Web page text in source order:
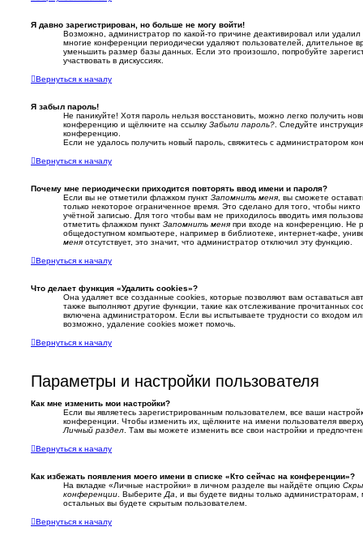
Я давно зарегистрирован, но больше не могу войти!
Возможно, администратор по какой-то причине деактивировал или
многие конференции периодически удаляют пользователей, длительное
уменьшить размер базы данных. Если это произошло, попробуйте
участвовать в дискуссиях.
Вернуться к началу
Я забыл пароль!
Не паникуйте! Хотя пароль нельзя восстановить, можно легко получить
конференцию и щёлкните на ссылку Забыли пароль? . Следуйте
конференцию.
Если не удалось получить новый пароль, свяжитесь с администратором
Вернуться к началу
Почему мне периодически приходится повторять ввод имени и пароля?
Если вы не отметили флажком пункт Запомнить меня , вы сможете
только некоторое ограниченное время. Это сделано для того, чтобы
учётной записью. Для того чтобы вам не приходилось вводить имя
отметить флажком пункт Запомнить меня при входе на конференцию. Не
общедоступном компьютере, например в библиотеке, интернет-кафе,
меня отсутствует, это значит, что администратор отключил эту функцию.
Вернуться к началу
Что делает функция «Удалить cookies»?
Она удаляет все созданные cookies, которые позволяют вам оставаться
также выполняют другие функции, такие как отслеживание прочитанных
включена администратором. Если вы испытываете трудности со входом
возможно, удаление cookies может помочь.
Вернуться к началу
Параметры и настройки пользователя
Как мне изменить мои настройки?
Если вы являетесь зарегистрированным пользователем, все ваши
конференции. Чтобы изменить их, щёлкните на имени пользователя
Личный раздел . Там вы можете изменить все свои настройки и
Вернуться к началу
Как избежать появления моего имени в списке «Кто сейчас на конференции»?
На вкладке «Личные настройки» в личном разделе вы найдёте опцию
конференции . Выберите Да , и вы будете видны только
остальных вы будете скрытым пользователем.
Вернуться к началу